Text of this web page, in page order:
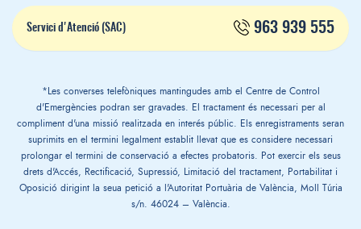
Servici d'Atenció (SAC) 963 939 555
*Les converses telefòniques mantingudes amb el Centre de Control
d'Emergències podran ser gravades. El tractament és necessari per al
compliment d'una missió realitzada en interés públic. Els enregistraments seran
suprimits en el termini legalment establit llevat que es considere necessari
prolongar el termini de conservació a efectes probatoris. Pot exercir els seus
drets d'Accés, Rectificació, Supressió, Limitació del tractament, Portabilitat i
Oposició dirigint la seua petició a l'Autoritat Portuària de València, Moll Túria
s/n. 46024 – València.